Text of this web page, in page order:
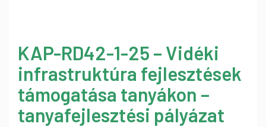
KAP-RD42-1-25 – Vidéki
infrastruktúra fejlesztések
támogatása tanyákon –
tanyafejlesztési pályázat